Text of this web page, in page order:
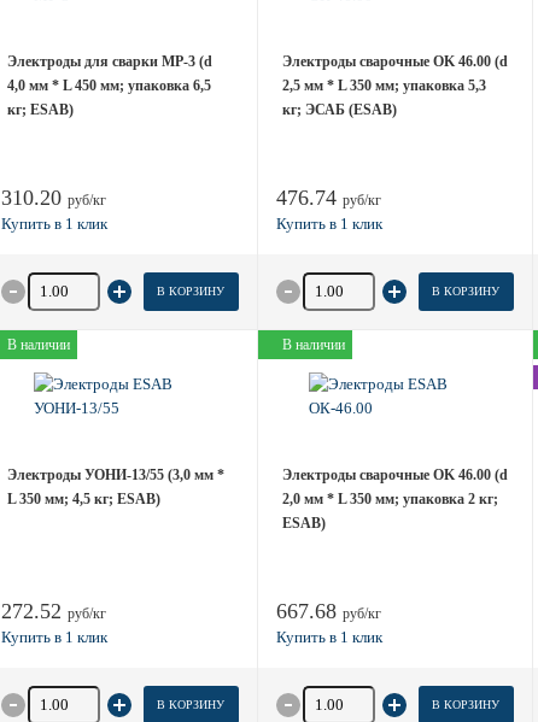
Электроды для сварки MP-3 (d
4,0 мм * L 450 мм; упаковка 6,5
кг; ESAB)
310.20 руб/кг
Количество товара В КОРЗИНУ
Электроды сварочные OK 46.00 (d
2,5 мм * L 350 мм; упаковка 5,3
кг; ЭСАБ (ESAB)
476.74 руб/кг
Количество товара В КОРЗИНУ
В наличии
Электроды УОНИ-13/55 (3,0 мм *
L 350 мм; 4,5 кг; ESAB)
272.52 руб/кг
Количество товара В КОРЗИНУ
В наличии
Электроды сварочные OK 46.00 (d
2,0 мм * L 350 мм; упаковка 2 кг;
ESAB)
667.68 руб/кг
Количество товара В КОРЗИНУ